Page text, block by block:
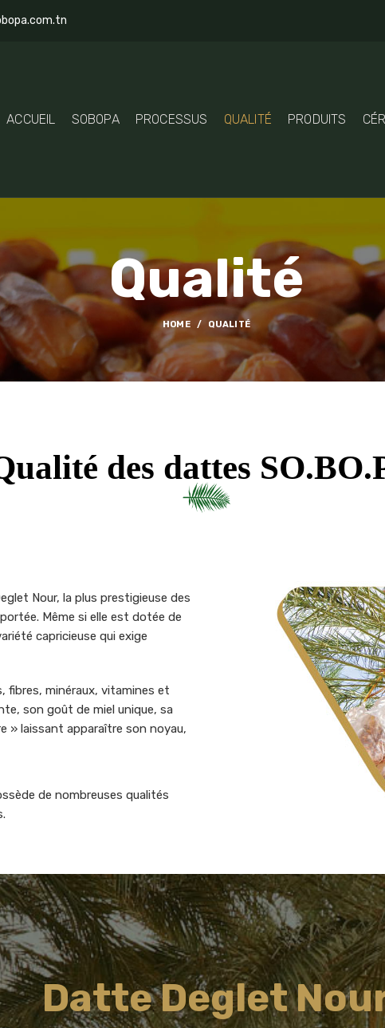
ACCUEIL SOBOPA PROCESSUS QUALITÉ PRODUITS
Qualité
HOME QUALITÉ
des dattes
Nour, la plus prestigieuse des
Même si elle est dotée de
capricieuse qui exige
fibres, minéraux, vitamines et
son goût de miel unique, sa
» laissant apparaître son noyau,
de nombreuses qualités
Datte Deglet